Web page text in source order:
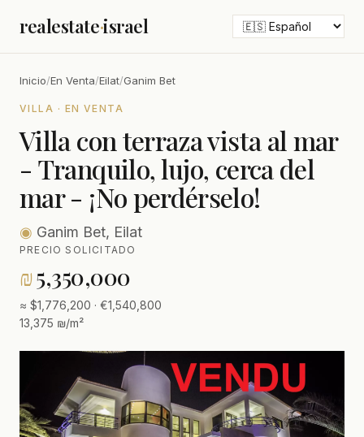
realestate·israel
Inicio/En Venta/Eilat/Ganim Bet
VILLA · EN VENTA
Villa con terraza vista al mar
- Tranquilo, lujo, cerca del
mar - ¡No perdérselo!
◉ Ganim Bet, Eilat
PRECIO SOLICITADO
₪5,350,000
≈ $1,776,200 · €1,540,800
13,375 ₪/m²